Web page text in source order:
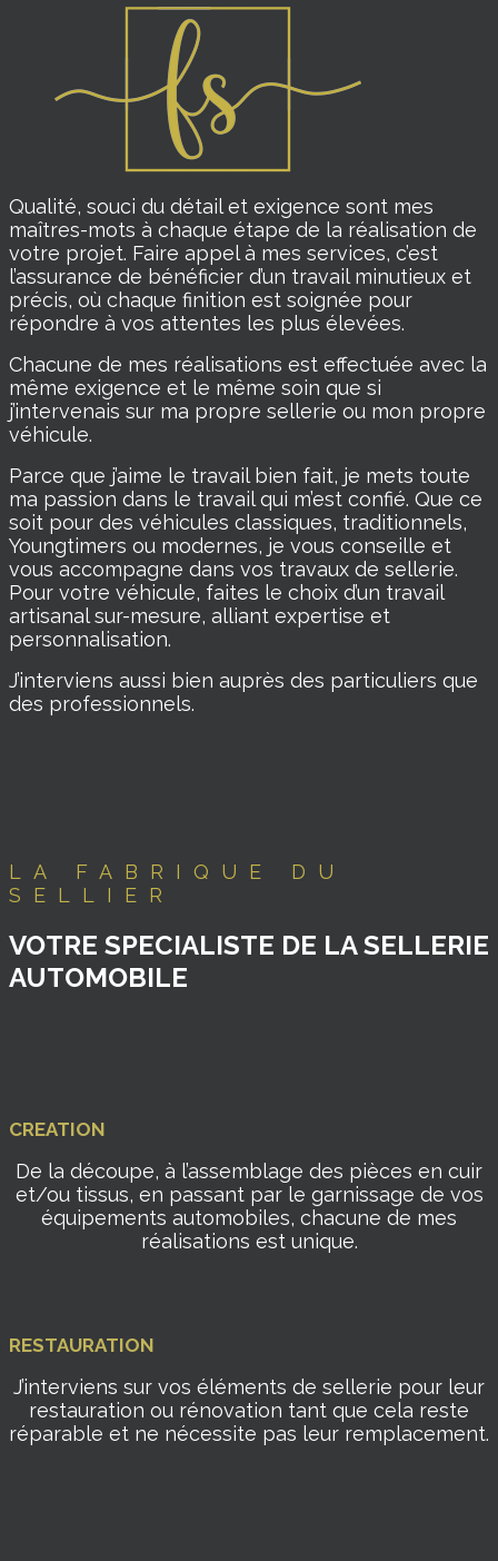
Qualité, souci du détail et exigence sont mes
maîtres-mots à chaque étape de la réalisation de
votre projet. Faire appel à mes services, c’est
l’assurance de bénéficier d’un travail minutieux et
précis, où chaque finition est soignée pour
répondre à vos attentes les plus élevées.
Chacune de mes réalisations est effectuée avec la
même exigence et le même soin que si
j’intervenais sur ma propre sellerie ou mon propre
véhicule.
Parce que j’aime le travail bien fait, je mets toute
ma passion dans le travail qui m’est confié. Que ce
soit pour des véhicules classiques, traditionnels,
Youngtimers ou modernes, je vous conseille et
vous accompagne dans vos travaux de sellerie.
Pour votre véhicule, faites le choix d’un travail
artisanal sur-mesure, alliant expertise et
personnalisation.
J’interviens aussi bien auprès des particuliers que
des professionnels.
LA FABRIQUE DU
SELLIER
VOTRE SPECIALISTE DE LA SELLERIE
AUTOMOBILE
CREATION
De la découpe, à l’assemblage des pièces en cuir
et/ou tissus, en passant par le garnissage de vos
équipements automobiles, chacune de mes
réalisations est unique.
RESTAURATION
J’interviens sur vos éléments de sellerie pour leur
restauration ou rénovation tant que cela reste
réparable et ne nécessite pas leur remplacement.